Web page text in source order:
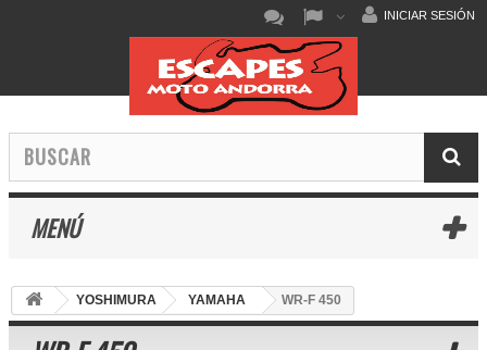
INICIAR SESIÓN
MENÚ
YOSHIMURA YAMAHA WR-F 450